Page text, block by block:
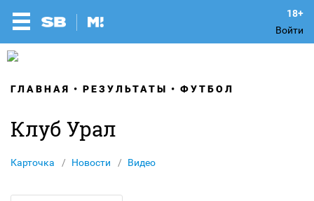
Войти
ГЛАВНАЯ РЕЗУЛЬТАТЫ ФУТБОЛ
Клуб Урал
Карточка Новости Видео